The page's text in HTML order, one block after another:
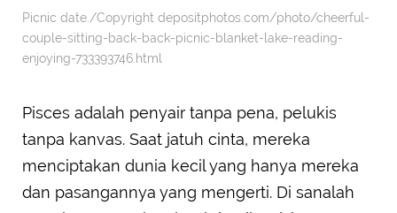
Picnic date./Copyright depositphotos.com/photo/cheerful-
couple-sitting-back-back-picnic-blanket-lake-reading-
enjoying-733393746.html
Pisces adalah penyair tanpa pena, pelukis
tanpa kanvas. Saat jatuh cinta, mereka
menciptakan dunia kecil yang hanya mereka
dan pasangannya yang mengerti. Di sanalah